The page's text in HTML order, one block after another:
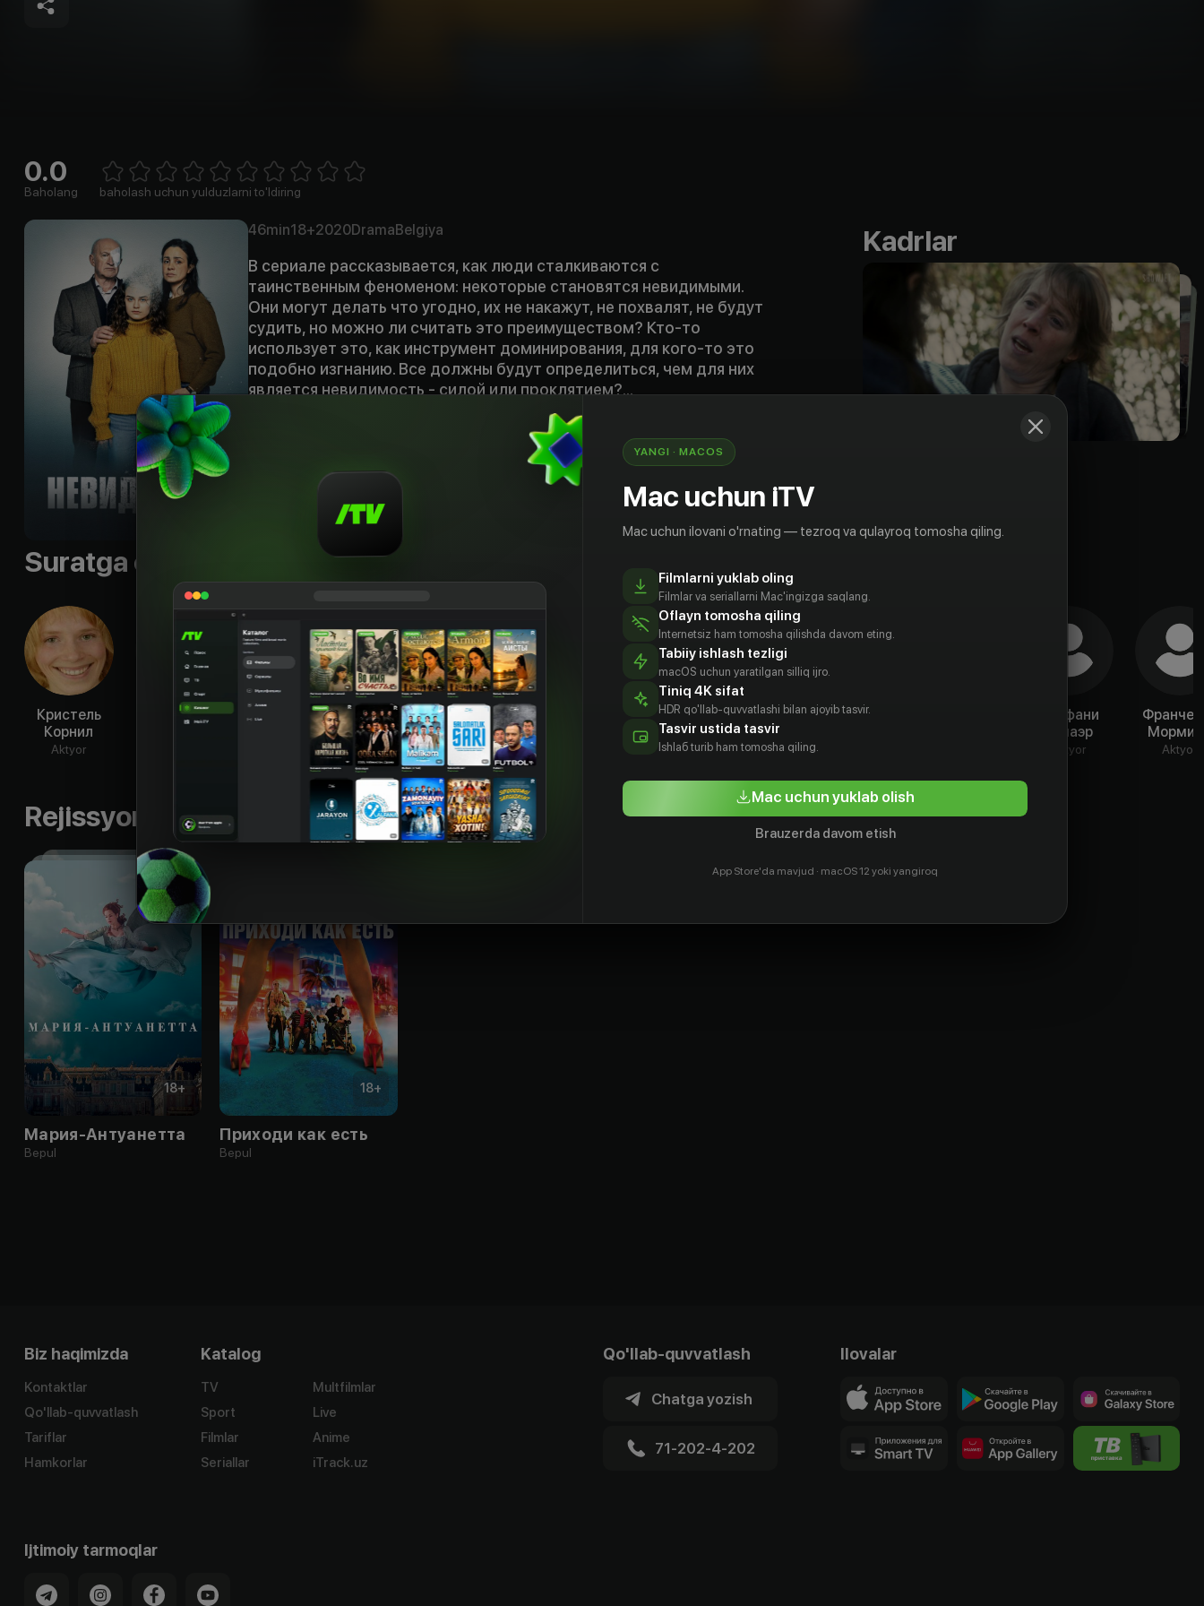
0.0
Baholang 1 Star2 Stars3 Stars4 Stars5 Stars6 Stars7 Stars8 Stars
baholash uchun yulduzlarni to'ldiring
46min18+2020DramaBelgiya
В сериале рассказывается, как люди сталкиваются с
таинственным феноменом: некоторые становятся невидимыми.
Они могут делать что угодно, их не накажут, не похвалят, не будут
судить, но можно ли считать это преимуществом? Кто-то
использует это, как инструмент доминирования, для кого-то это
подобно изгнанию. Все должны будут определиться, чем для них
является невидимость - силой или проклятием?...
Kadrlar
Suratga olish guruhi
Кристель
Корнил
Aktyor
Мириам
Валери
Бодсон
Бернард
Эйленбош
Aktyor
Рода Фавац
Aktyor
Баоо
Бенжамин
Бутбуль
Aktyor
Хелена
Стефани
Гёмаэр
Aktyor Aktyor
Rejissyorning boshqa ishlari
18+
Мария-Антуанетта
Bepul
18+
Приходи как есть
Bepul
Biz haqimizda
Kontaktlar
Qo'llab-quvvatlash
Tariflar
Hamkorlar
Katalog
TV
Sport
Filmlar
Seriallar
Multfilmlar
Live
Anime
iTrack.uz
Qo'llab-quvvatlash
Chatga yozish
71-202-4-202
Ilovalar
Ijtimoiy tarmoqlar
YANGI · MACOS
Mac uchun iTV
Mac uchun ilovani o'rnating — tezroq va qulayroq tomosha qiling.
Filmlarni yuklab oling
Filmlar va seriallarni Mac'ingizga saqlang.
Oflayn tomosha qiling
Internetsiz ham tomosha qilishda davom eting.
Tabiiy ishlash tezligi
macOS uchun yaratilgan silliq ijro.
Tiniq 4K sifat
HDR qo'llab-quvvatlashi bilan ajoyib tasvir.
Tasvir ustida tasvir
Ishlаб turib ham tomosha qiling.
Mac uchun yuklab olish
Brauzerda davom etish
App Store'da mavjud · macOS 12 yoki yangiroq